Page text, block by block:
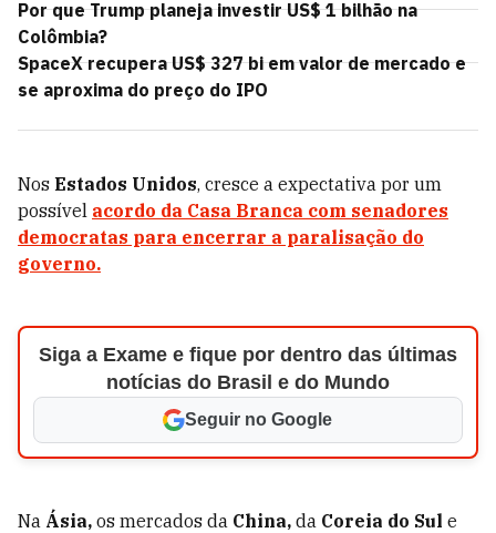
Por que Trump planeja investir US$ 1 bilhão na
Colômbia?
SpaceX recupera US$ 327 bi em valor de mercado e
se aproxima do preço do IPO
Nos Estados Unidos, cresce a expectativa por um
possível acordo da Casa Branca com senadores
democratas para encerrar a paralisação do
governo.
Siga a Exame e fique por dentro das últimas
notícias do Brasil e do Mundo
Seguir no Google
Na Ásia, os mercados da China, da Coreia do Sul e